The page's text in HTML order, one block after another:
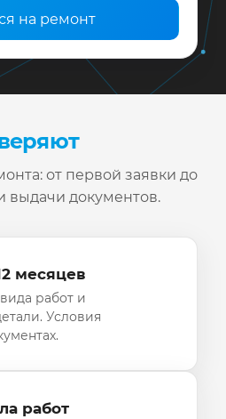
и гарантия
— быстрее, заказ
графику.
документы.
ускоряет подготовку
на ремонт
от первой заявки до
выдачи документов.
месяцев
работ и
Условия
работ